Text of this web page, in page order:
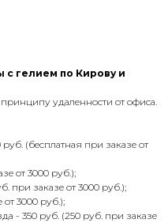
гелием по Кирову и
удаленности от офиса.
(бесплатная при заказе от
от 3000 руб.);
при заказе от 3000 руб.);
от 3000 руб.);
- 350 руб. (250 руб. при заказе